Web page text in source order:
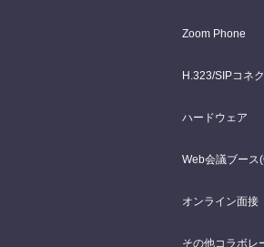
Zoom Phone
H.323/SIPコネ
ハードウェア
Web会議ブース
オンライン面接
その他コラボレ